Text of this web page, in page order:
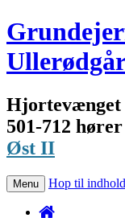
Hjortevænget
501-712
Øst II
Menu Hop til indhold